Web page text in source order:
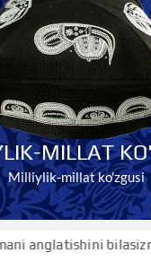
MILLAT
Milliylik-millat ko'zgusi
bilasizmi